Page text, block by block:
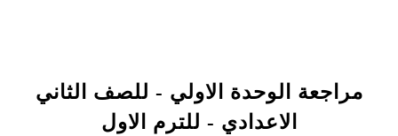
مراجعة الوحدة الاولي - للصف الثاني
الاعدادي - للترم الاول